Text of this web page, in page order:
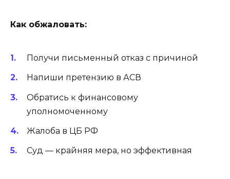
Как обжаловать:
Получи письменный отказ с причиной
Напиши претензию в АСВ
Обратись к финансовому
уполномоченному
Жалоба в ЦБ РФ
Суд — крайняя мера, но эффективная